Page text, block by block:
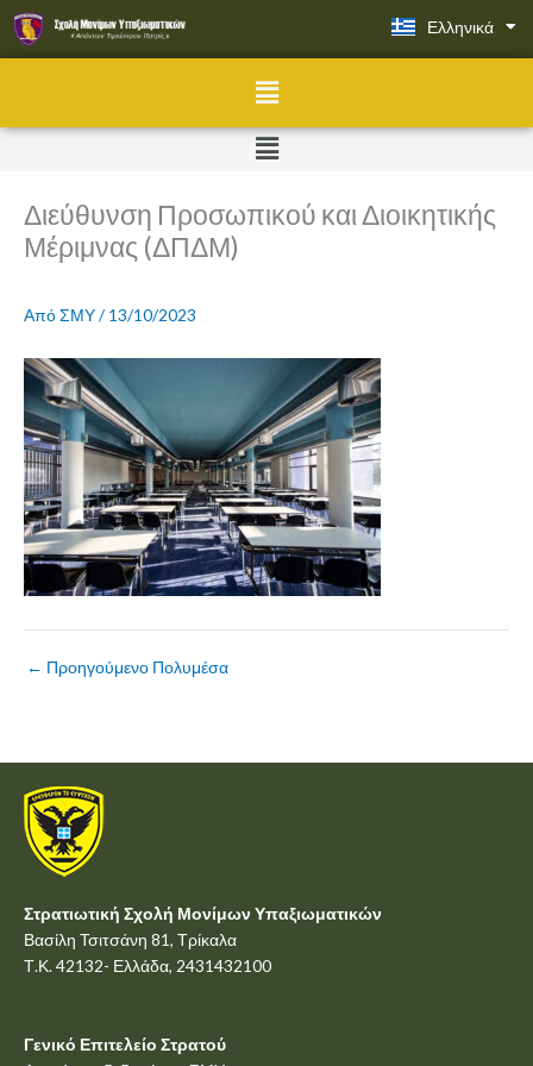
Μετάβαση
στο
περιεχόμενο
Ελληνικά
English
Menu
Menu
Διεύθυνση Προσωπικού και Διοικητικής
Μέριμνας (ΔΠΔΜ)
ΑπόΣΜΥ/ 13/10/2023
← Προηγούμενο Πολυμέσα
Στρατιωτική Σχολή Μονίμων Υπαξιωματικών
Βασίλη Τσιτσάνη 81, Τρίκαλα
Τ.Κ. 42132- Ελλάδα, 2431432100
Γενικό Επιτελείο Στρατού